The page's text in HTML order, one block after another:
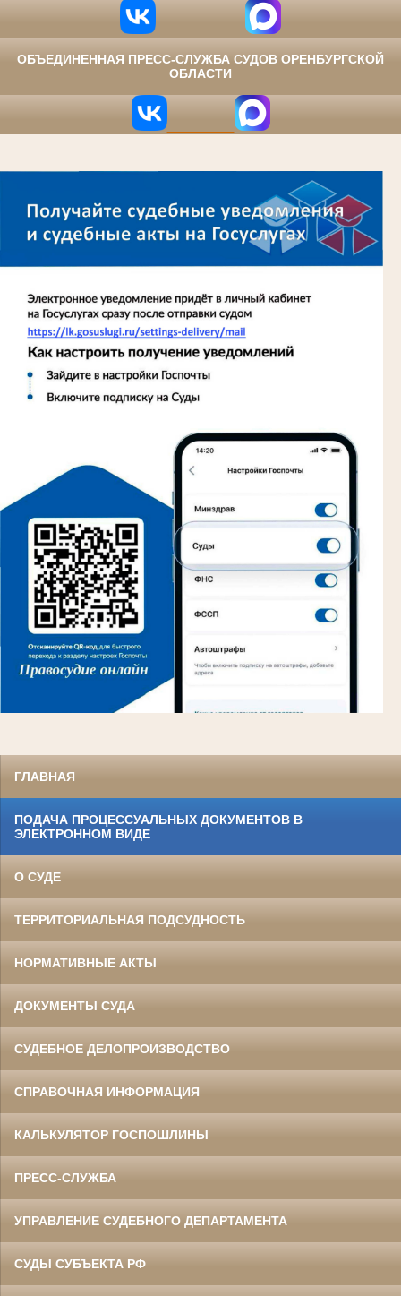
ОБЪЕДИНЕННАЯ ПРЕСС-СЛУЖБА СУДОВ ОРЕНБУРГСКОЙ
ОБЛАСТИ
ГЛАВНАЯ
ПОДАЧА ПРОЦЕССУАЛЬНЫХ ДОКУМЕНТОВ В
ЭЛЕКТРОННОМ ВИДЕ
О СУДЕ
ТЕРРИТОРИАЛЬНАЯ ПОДСУДНОСТЬ
НОРМАТИВНЫЕ АКТЫ
ДОКУМЕНТЫ СУДА
СУДЕБНОЕ ДЕЛОПРОИЗВОДСТВО
СПРАВОЧНАЯ ИНФОРМАЦИЯ
КАЛЬКУЛЯТОР ГОСПОШЛИНЫ
ПРЕСС-СЛУЖБА
УПРАВЛЕНИЕ СУДЕБНОГО ДЕПАРТАМЕНТА
СУДЫ СУБЪЕКТА РФ